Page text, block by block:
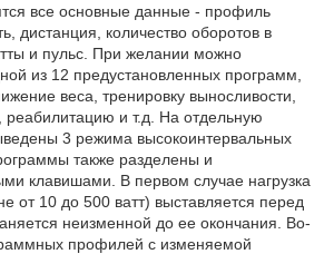
все основные данные - профиль
дистанция, количество оборотов в
и пульс. При желании можно
из 12 предустановленных программ,
веса, тренировку выносливости,
реабилитацию и т.д. На отдельную
3 режима высокоинтервальных
также разделены и
клавишами. В первом случае нагрузка
от 10 до 500 ватт) выставляется перед
неизменной до ее окончания. Во-
профилей с изменяемой